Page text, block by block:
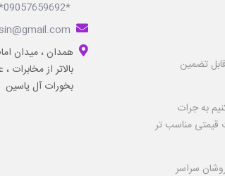
تضمین
به جرات
قیمتی مناسب تر
سراسر
*09057659692*09186055470*
همدان ، میدان
بالاتر از مخابرات
بخورات آل یاسین